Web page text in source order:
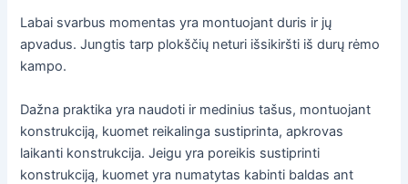
Labai svarbus momentas yra montuojant duris ir jų
apvadus. Jungtis tarp plokščių neturi išsikiršti iš durų rėmo
kampo.
Dažna praktika yra naudoti ir medinius tašus, montuojant
konstrukciją, kuomet reikalinga sustiprinta, apkrovas
laikanti konstrukcija. Jeigu yra poreikis sustiprinti
konstrukciją, kuomet yra numatytas kabinti baldas ant